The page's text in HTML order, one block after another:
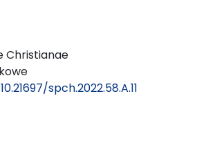
Christianae
spch.2022.58.A.11